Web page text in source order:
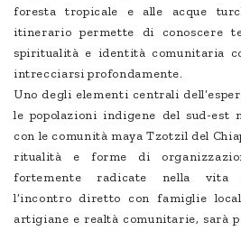
foresta tropicale e alle acque
itinerario permette di conoscere
spiritualità e identità comunitaria
intrecciarsi profondamente.
Uno degli elementi centrali
le popolazioni indigene del sud-est
con le comunità maya Tzotzil del
ritualità e forme di
fortemente radicate nella vita
l’incontro diretto con famiglie
artigiane e realtà comunitarie, sarà